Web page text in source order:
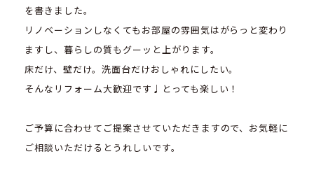
を書きました。
リノベーションしなくてもお部屋の雰囲気はがらっと変わり
ますし、暮らしの質もグーッと上がります。
床だけ、壁だけ。洗面台だけおしゃれにしたい。
そんなリフォーム大歓迎です♩とっても楽しい！
ご予算に合わせてご提案させていただきますので、お気軽に
ご相談いただけるとうれしいです。